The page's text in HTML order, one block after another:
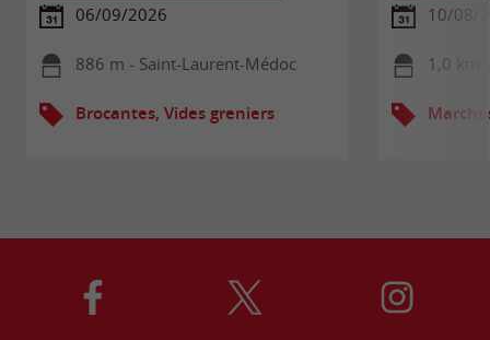
06/09/2026
886 m - Saint-Laurent-Médoc
Brocantes, Vides greniers
10/08/
1,0 km